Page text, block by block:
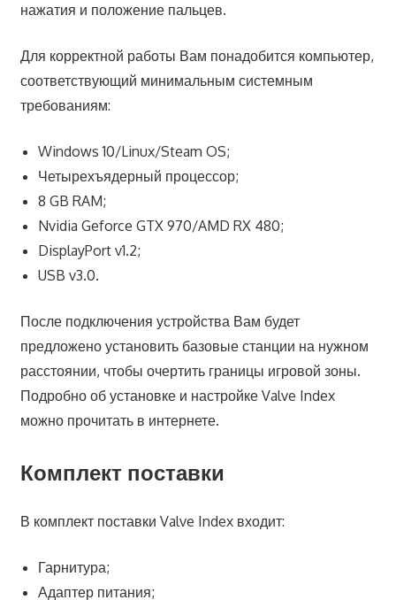
нажатия и положение пальцев.
Для корректной работы Вам понадобится компьютер,
соответствующий минимальным системным
требованиям:
Windows 10/Linux/Steam OS;
Четырехъядерный процессор;
8 GB RAM;
Nvidia Geforce GTX 970/AMD RX 480;
DisplayPort v1.2;
USB v3.0.
После подключения устройства Вам будет
предложено установить базовые станции на нужном
расстоянии, чтобы очертить границы игровой зоны.
Подробно об установке и настройке Valve Index
можно прочитать в интернете.
Комплект поставки
В комплект поставки Valve Index входит:
Гарнитура;
Адаптер питания;